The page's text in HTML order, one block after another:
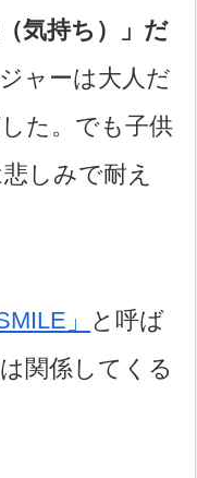
（気持ち）」だ
ャーは大人だ
た。でも子供
しみで耐え
」
と呼ば
関係してくる